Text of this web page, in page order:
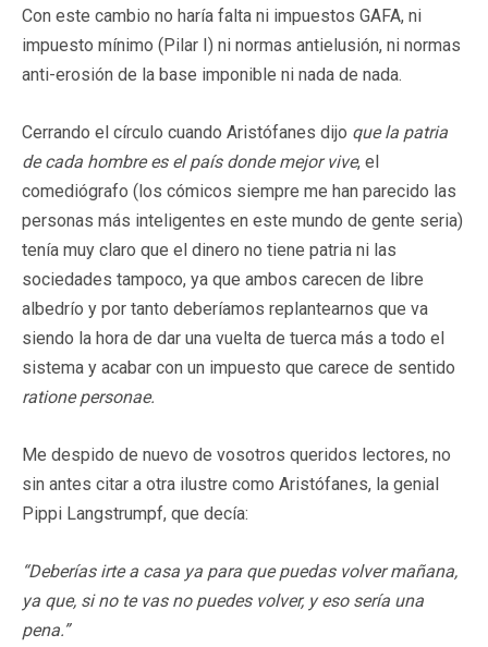
Con este cambio no haría falta ni impuestos GAFA, ni
impuesto mínimo (Pilar I) ni normas antielusión, ni normas
anti-erosión de la base imponible ni nada de nada.
Cerrando el círculo cuando Aristófanes dijo que la patria
de cada hombre es el país donde mejor vive, el
comediógrafo (los cómicos siempre me han parecido las
personas más inteligentes en este mundo de gente seria)
tenía muy claro que el dinero no tiene patria ni las
sociedades tampoco, ya que ambos carecen de libre
albedrío y por tanto deberíamos replantearnos que va
siendo la hora de dar una vuelta de tuerca más a todo el
sistema y acabar con un impuesto que carece de sentido
ratione personae.
Me despido de nuevo de vosotros queridos lectores, no
sin antes citar a otra ilustre como Aristófanes, la genial
Pippi Langstrumpf, que decía:
“Deberías irte a casa ya para que puedas volver mañana,
ya que, si no te vas no puedes volver, y eso sería una
pena.”